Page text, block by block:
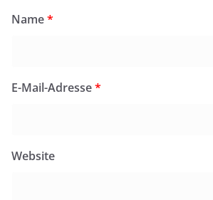
Name*
E-Mail-Adresse*
Website